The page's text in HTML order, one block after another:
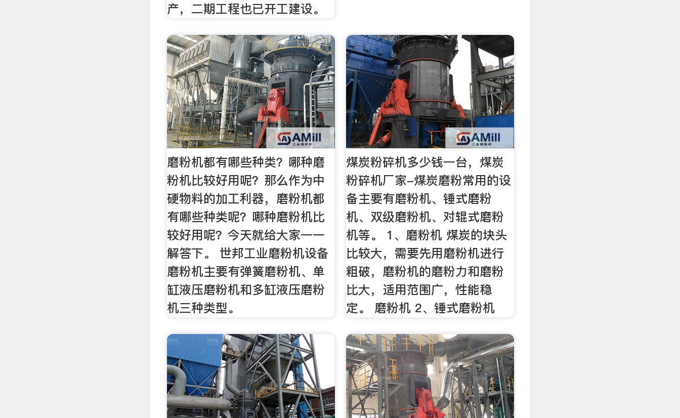
产，二期工程也已开工建设。
磨粉机都有哪些种类？哪种磨
粉机比较好用呢？那么作为中
硬物料的加工利器，磨粉机都
有哪些种类呢？哪种磨粉机比
较好用呢？今天就给大家一一
解答下。 世邦工业磨粉机设备
磨粉机主要有弹簧磨粉机、单
缸液压磨粉机和多缸液压磨粉
机三种类型。
煤炭粉碎机多少钱一台，煤炭
粉碎机厂家-煤炭磨粉常用的设
备主要有磨粉机、锤式磨粉
机、双级磨粉机、对辊式磨粉
机等。 1、磨粉机 煤炭的块头
比较大，需要先用磨粉机进行
粗破，磨粉机的磨粉力和磨粉
比大，适用范围广，性能稳
定。 磨粉机 2、锤式磨粉机